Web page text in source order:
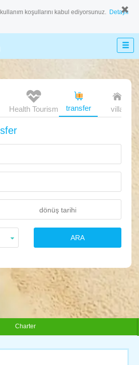
koşullarını kabul ediyorsunuz. Detaylı
transfer villa
Health Tourism
ARA
Charter